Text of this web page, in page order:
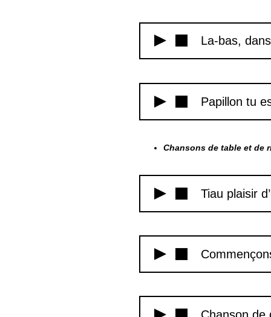
La-bas,
Papillon tu
Chansons de table et de
Tiau plaisir